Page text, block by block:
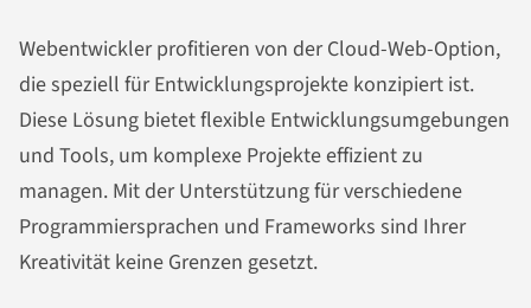
Webentwickler profitieren von der Cloud-Web-Option,
die speziell für Entwicklungsprojekte konzipiert ist.
Diese Lösung bietet flexible Entwicklungsumgebungen
und Tools, um komplexe Projekte effizient zu
managen. Mit der Unterstützung für verschiedene
Programmiersprachen und Frameworks sind Ihrer
Kreativität keine Grenzen gesetzt.